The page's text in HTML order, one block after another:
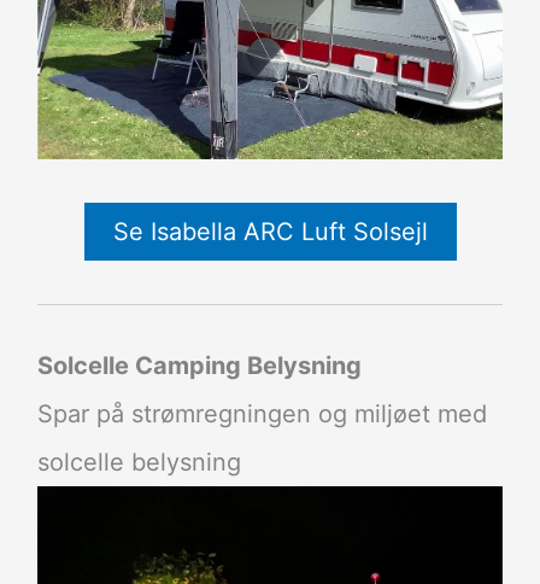
Se Isabella ARC Luft Solsejl
Solcelle Camping Belysning
Spar på strømregningen og miljøet med
solcelle belysning